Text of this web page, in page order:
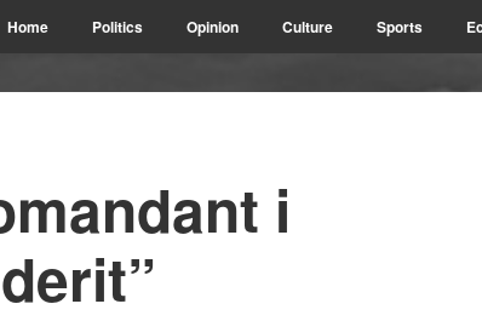
Home Politics Opinion Culture Sports
i